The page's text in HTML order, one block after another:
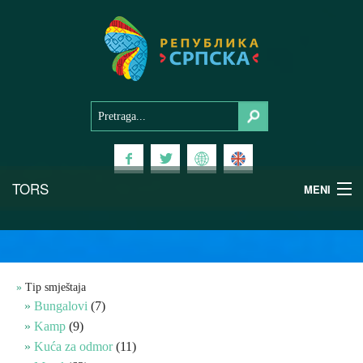
TORS MENI
Planinski turizam
Banjski turizam
Tip smještaja
Bungalovi (7)
Kamp (9)
Kuća za odmor(11)